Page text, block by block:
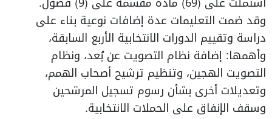
وقد ضمت التعليمات عدة إضافات نوعية بناء على
دراسة وتقييم الدورات الانتخابية الأربع السابقة،
وأهمها: إضافة نظام التصويت عن بُعد، ونظام
التصويت الهجين، وتنظيم ترشيح أصحاب الهمم،
وتعديلات أخرى بشأن رسوم تسجيل المرشحين
وسقف الإنفاق على الحملات الانتخابية.